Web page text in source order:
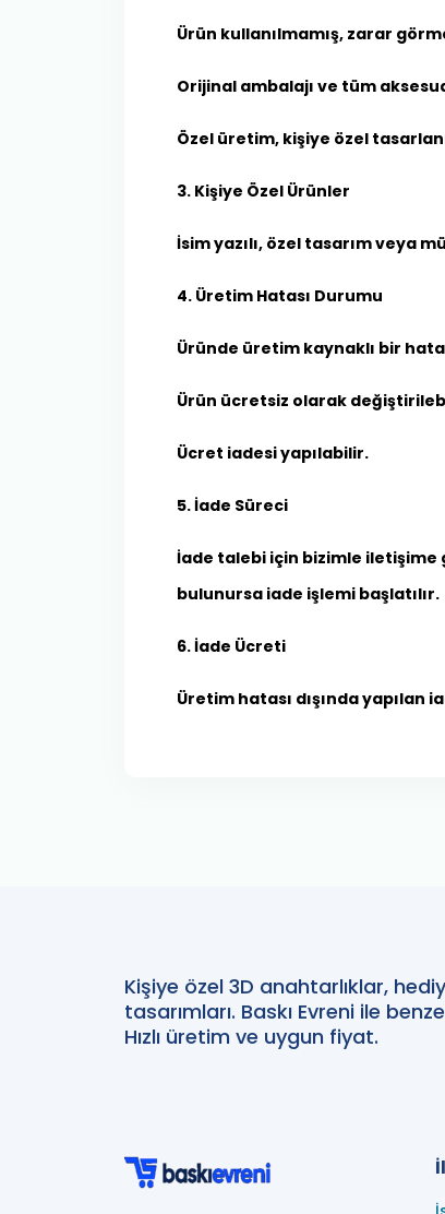
Ürün kullanılmamış, zarar
Orijinal ambalajı ve tüm
Özel üretim, kişiye özel
3. Kişiye Özel Ürünler
İsim yazılı, özel tasarım veya
4. Üretim Hatası Durumu
Üründe üretim kaynaklı bir
Ürün ücretsiz olarak
Ücret iadesi yapılabilir.
5. İade Süreci
İade talebi için bizimle iletişime
bulunursa iade işlemi başlatılır.
6. İade Ücreti
Üretim hatası dışında
Kişiye özel 3D anahtarlıklar,
tasarımları. Baskı Evreni ile
Hızlı üretim ve uygun fiyat.